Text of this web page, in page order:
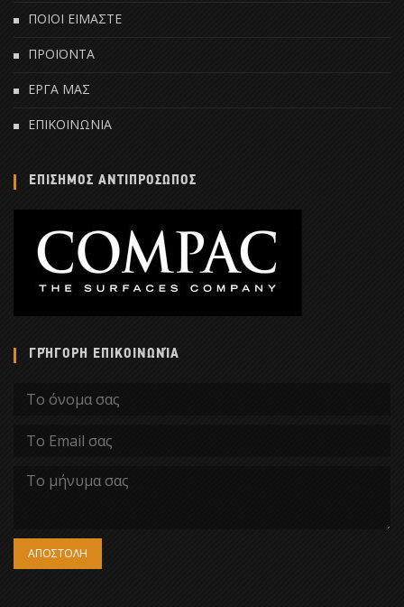
ΠΟΙΟΙ ΕΙΜΑΣΤΕ
ΠΡΟΪΟΝΤΑ
ΕΡΓΑ ΜΑΣ
ΕΠΙΚΟΙΝΩΝΙΑ
ΕΠΙΣΗΜΟΣ ΑΝΤΙΠΡΟΣΩΠΟΣ
ΓΡΉΓΟΡΗ ΕΠΙΚΟΙΝΩΝΊΑ